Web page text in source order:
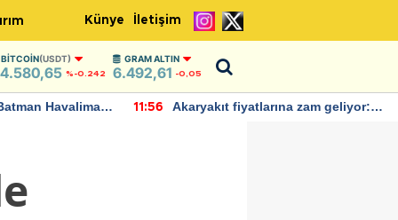
Künye İletişim
BITCOIN(USDT)
%-0.242
GRAM ALTIN
6.492,61 -0,05
Havalimanı
11:56
Akaryakıt fiyatlarına zam geliyor: